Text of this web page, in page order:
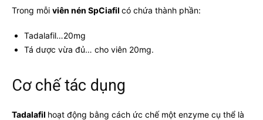
Trong mỗi viên nén SpCiafil có chứa thành phần:
Tadalafil…20mg
Tá dược vừa đủ… cho viên 20mg.
Cơ chế tác dụng
Tadalafil hoạt động bằng cách ức chế một enzyme cụ thể là